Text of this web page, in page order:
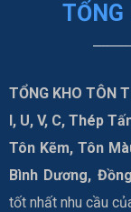
TỔNG
TỔNG KHO TÔN
I, U, V, C, Thép
Tôn Kẽm, Tôn
Bình Dương,
tốt nhất nhu cầu